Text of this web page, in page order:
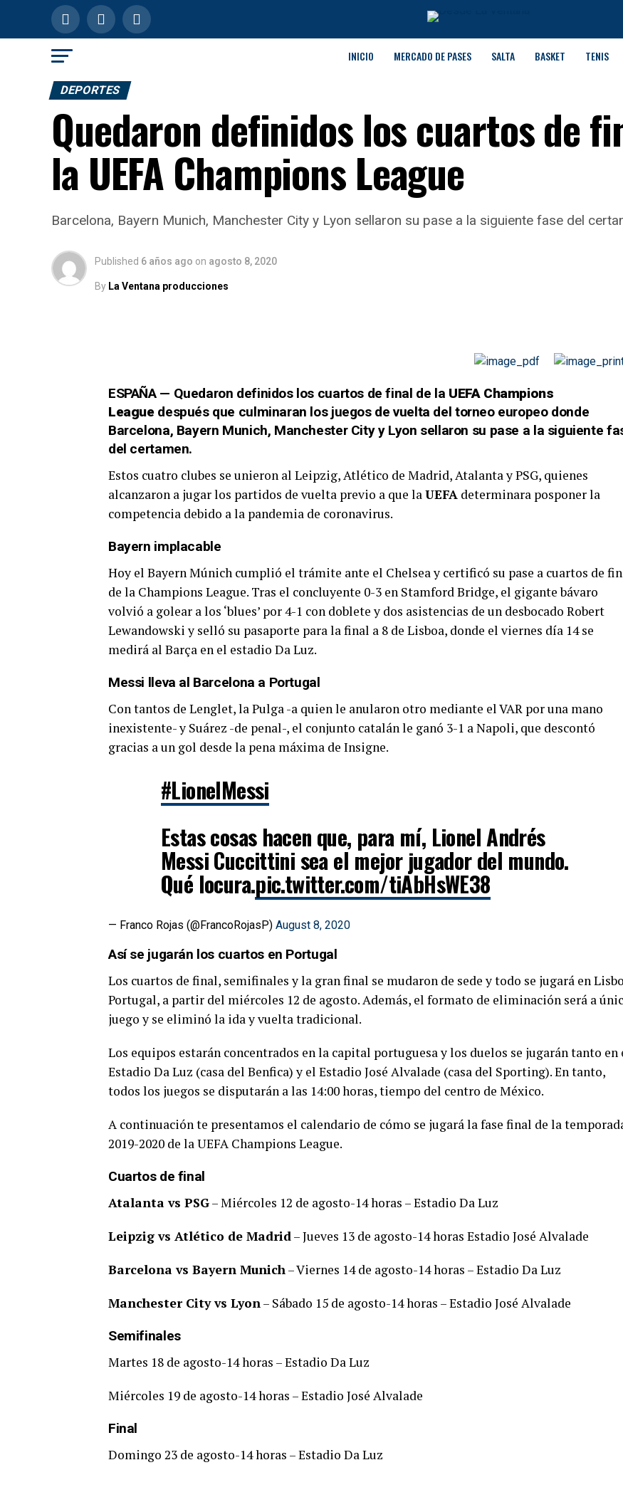
INICIO MERCADO DE PASES SALTA BASKET TENIS
DEPORTES
Quedaron definidos los cuartos de
la UEFA Champions League
Barcelona, Bayern Munich, Manchester City y Lyon sellaron su pase a la siguiente fase del
Published 6 años ago on agosto 8, 2020
By La Ventana producciones
ESPAÑA — Quedaron definidos los cuartos de final de la UEFA Champions
Leaguedespués que culminaran los juegos de vuelta del torneo europeo donde
Barcelona, Bayern Munich, Manchester City y Lyon sellaron su pase a la siguiente
del certamen.
Estos cuatro clubes se unieron al Leipzig, Atlético de Madrid, Atalanta y PSG, quienes
alcanzaron a jugar los partidos de vuelta previo a que laUEFA determinara posponer la
competencia debido a la pandemia de coronavirus.
Bayern implacable
Hoy el Bayern Múnich cumplió el trámite ante el Chelsea y certificó su pase a cuartos de
de la Champions League. Tras el concluyente 0-3 en Stamford Bridge, el gigante bávaro
volvió a golear a los ‘blues’ por 4-1 con doblete y dos asistencias de un desbocado Robert
Lewandowski y selló su pasaporte para la final a 8 de Lisboa, donde el viernes día 14 se
medirá al Barça en el estadio Da Luz.
Messi lleva al Barcelona a Portugal
Con tantos de Lenglet, la Pulga -a quien le anularon otro mediante el VAR por una mano
inexistente- y Suárez -de penal-, el conjunto catalán le ganó 3-1 a Napoli, que descontó
gracias a un gol desde la pena máxima de Insigne.
#LionelMessi
Estas cosas hacen que, para mí, Lionel Andrés
Messi Cuccittini sea el mejor jugador del mundo.
Qué locura.pic.twitter.com/tiAbHsWE38
— Franco Rojas (@FrancoRojasP) August 8, 2020
Así se jugarán los cuartos en Portugal
Los cuartos de final, semifinales y la gran final se mudaron de sede y todo se jugará en
Portugal, a partir del miércoles 12 de agosto. Además, el formato de eliminación será a
juego y se eliminó la ida y vuelta tradicional.
Los equipos estarán concentrados en la capital portuguesa y los duelos se jugarán tanto en
Estadio Da Luz (casa del Benfica) y el Estadio José Alvalade (casa del Sporting). En tanto,
todos los juegos se disputarán a las 14:00 horas, tiempo del centro de México.
A continuación te presentamos el calendario de cómo se jugará la fase final de la
2019-2020 de la UEFA Champions League.
Cuartos de final
Atalanta vs PSG– Miércoles 12 de agosto-14 horas – Estadio Da Luz
Leipzig vs Atlético de Madrid– Jueves 13 de agosto-14 horas Estadio José Alvalade
Barcelona vs Bayern Munich– Viernes 14 de agosto-14 horas – Estadio Da Luz
Manchester City vs Lyon– Sábado 15 de agosto-14 horas – Estadio José Alvalade
Semifinales
Martes 18 de agosto-14 horas – Estadio Da Luz
Miércoles 19 de agosto-14 horas – Estadio José Alvalade
Final
Domingo 23 de agosto-14 horas – Estadio Da Luz